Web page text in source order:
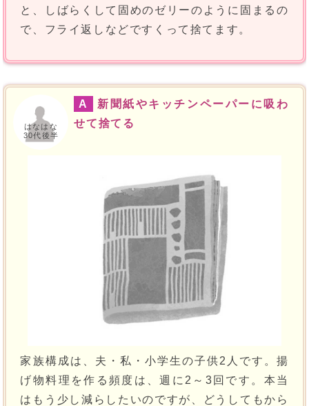
と、しばらくして固めのゼリーのように固まるの
で、フライ返しなどですくって捨てます。
はなはな
30代後半
A
新聞紙やキッチンペーパーに吸わ
せて捨てる
家族構成は、夫・私・小学生の子供2人です。揚
げ物料理を作る頻度は、週に2～3回です。本当
はもう少し減らしたいのですが、どうしてもから